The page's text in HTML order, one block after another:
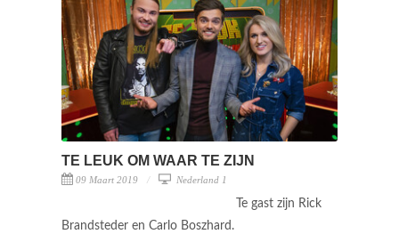
TE LEUK OM WAAR TE ZIJN
09 Maart 2019 Nederland 1
Te gast zijn Rick
Brandsteder en Carlo Boszhard.